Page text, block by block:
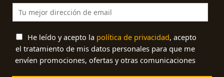
He leído y acepto la política de privacidad, acepto
el tratamiento de mis datos personales para que me
envíen promociones, ofertas y otras comunicaciones